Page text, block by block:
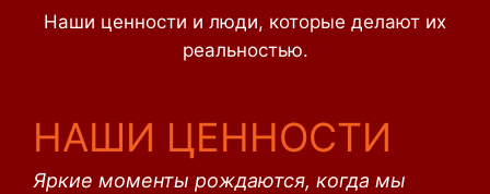
Наши ценности и люди, которые делают их
реальностью.
НАШИ ЦЕННОСТИ
Яркие моменты рождаются, когда мы